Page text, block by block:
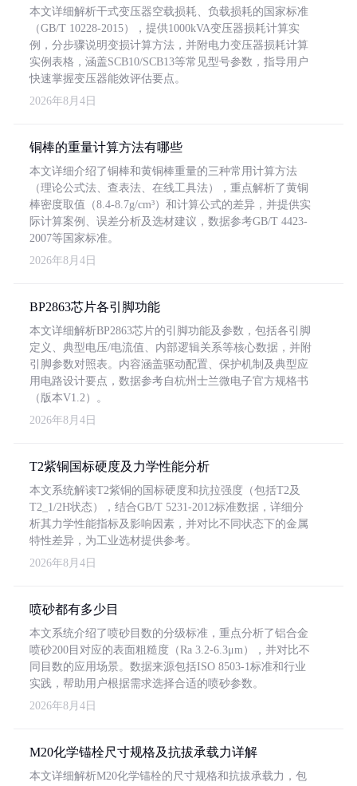
本文详细解析干式变压器空载损耗、负载损耗的国家标准
（GB/T 10228-2015），提供1000kVA变压器损耗计算实
例，分步骤说明变损计算方法，并附电力变压器损耗计算
实例表格，涵盖SCB10/SCB13等常见型号参数，指导用户
快速掌握变压器能效评估要点。
2026年8月4日
铜棒的重量计算方法有哪些
本文详细介绍了铜棒和黄铜棒重量的三种常用计算方法
（理论公式法、查表法、在线工具法），重点解析了黄铜
棒密度取值（8.4-8.7g/cm³）和计算公式的差异，并提供实
际计算案例、误差分析及选材建议，数据参考GB/T 4423-
2007等国家标准。
2026年8月4日
BP2863芯片各引脚功能
本文详细解析BP2863芯片的引脚功能及参数，包括各引脚
定义、典型电压/电流值、内部逻辑关系等核心数据，并附
引脚参数对照表。内容涵盖驱动配置、保护机制及典型应
用电路设计要点，数据参考自杭州士兰微电子官方规格书
（版本V1.2）。
2026年8月4日
T2紫铜国标硬度及力学性能分析
本文系统解读T2紫铜的国标硬度和抗拉强度（包括T2及
T2_1/2H状态），结合GB/T 5231-2012标准数据，详细分
析其力学性能指标及影响因素，并对比不同状态下的金属
特性差异，为工业选材提供参考。
2026年8月4日
喷砂都有多少目
本文系统介绍了喷砂目数的分级标准，重点分析了铝合金
喷砂200目对应的表面粗糙度（Ra 3.2-6.3μm），并对比不
同目数的应用场景。数据来源包括ISO 8503-1标准和行业
实践，帮助用户根据需求选择合适的喷砂参数。
2026年8月4日
M20化学锚栓尺寸规格及抗拔承载力详解
本文详细解析M20化学锚栓的尺寸规格和抗拔承载力，包